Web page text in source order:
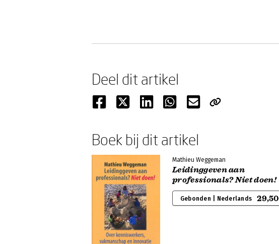
Deel dit artikel
Boek bij dit artikel
Mathieu Weggeman
Leidinggeven aan
professionals? Niet doen!
Gebonden | Nederlands 29,50